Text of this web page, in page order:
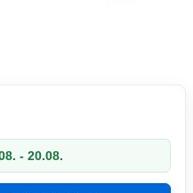
- 20.08.